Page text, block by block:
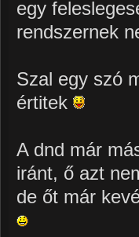
egy
rendszernek
Szal egy szó
értitek
A dnd már
iránt, ő azt
de őt már